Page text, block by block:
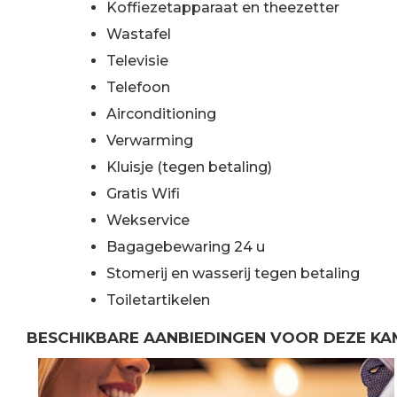
Koffiezetapparaat en theezetter
Wastafel
Televisie
Telefoon
Airconditioning
Verwarming
Kluisje (tegen betaling)
Gratis Wifi
Wekservice
Bagagebewaring 24 u
Stomerij en wasserij tegen betaling
Toiletartikelen
BESCHIKBARE AANBIEDINGEN VOOR DEZE